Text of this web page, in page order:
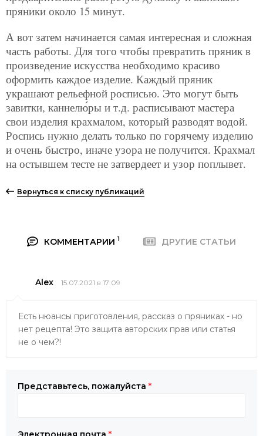
пряники около 15 минут.
А вот затем начинается самая интересная и сложная
часть работы. Для того чтобы превратить пряник в
произведение искусства необходимо красиво
оформить каждое изделие. Каждый пряник
украшают рельефной росписью. Это могут быть
завитки, каннелю́ры и т.д. расписывают мастера
свои изделия крахмалом, который разводят водой.
Роспись нужно делать только по горячему изделию
и очень быстро, иначе узора не получится. Крахмал
на остывшем тесте не затвердеет и узор поплывет.
Вернуться к списку публикаций
КОММЕНТАРИИ 1 ДРУГИЕ СТАТЬИ
Alex 15.07.2021 в 17:09
Есть нюансы приготовления, рассказ о пряниках - но
нет рецепта! Это защита авторских прав или статья
не о чем?!
Представьтесь, пожалуйста *